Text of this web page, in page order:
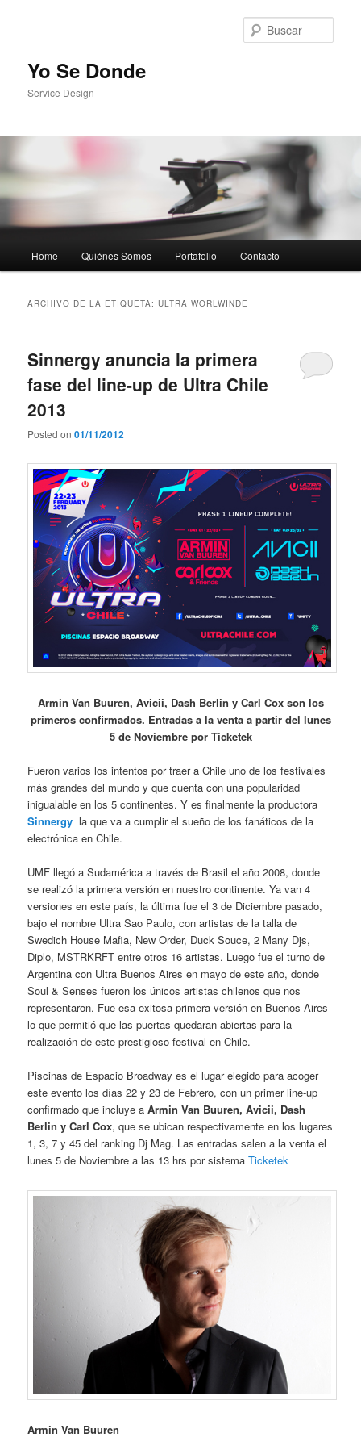
Yo Se Donde
Service Design
Ir al contenido principal
Ir al contenido secundario
Home Quiénes Somos Portafolio Contacto
ARCHIVO DE LA ETIQUETA:ULTRA WORLWINDE
Sinnergy anuncia la primera
fase del line-up de Ultra Chile
2013
Posted on01/11/2012
Armin Van Buuren, Avicii, Dash Berlin y Carl Cox son los
primeros confirmados. Entradas a la venta a partir del lunes
5 de Noviembre por Ticketek
Fueron varios los intentos por traer a Chile uno de los festivales
más grandes del mundo y que cuenta con una popularidad
inigualable en los 5 continentes. Y es finalmente la productora
Sinnergy la que va a cumplir el sueño de los fanáticos de la
electrónica en Chile.
UMF llegó a Sudamérica a través de Brasil el año 2008, donde
se realizó la primera versión en nuestro continente. Ya van 4
versiones en este país, la última fue el 3 de Diciembre pasado,
bajo el nombre Ultra Sao Paulo, con artistas de la talla de
Swedich House Mafia, New Order, Duck Souce, 2 Many Djs,
Diplo, MSTRKRFT entre otros 16 artistas. Luego fue el turno de
Argentina con Ultra Buenos Aires en mayo de este año, donde
Soul & Senses fueron los únicos artistas chilenos que nos
representaron. Fue esa exitosa primera versión en Buenos Aires
lo que permitió que las puertas quedaran abiertas para la
realización de este prestigioso festival en Chile.
Piscinas de Espacio Broadway es el lugar elegido para acoger
este evento los días 22 y 23 de Febrero, con un primer line-up
confirmado que incluye aArmin Van Buuren, Avicii, Dash
Berlin y Carl Cox, que se ubican respectivamente en los lugares
1, 3, 7 y 45 del ranking Dj Mag. Las entradas salen a la venta el
lunes 5 de Noviembre a las 13 hrs por sistemaTicketek
Armin Van Buuren